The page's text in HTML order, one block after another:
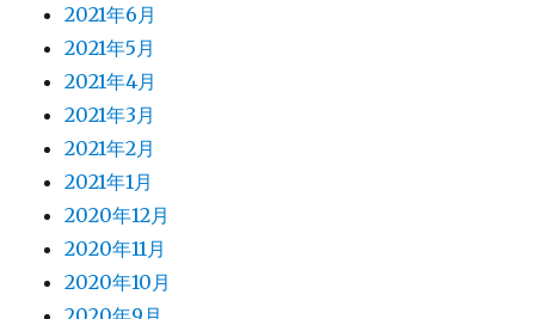
2021年6月
2021年5月
2021年4月
2021年3月
2021年2月
2021年1月
2020年12月
2020年11月
2020年10月